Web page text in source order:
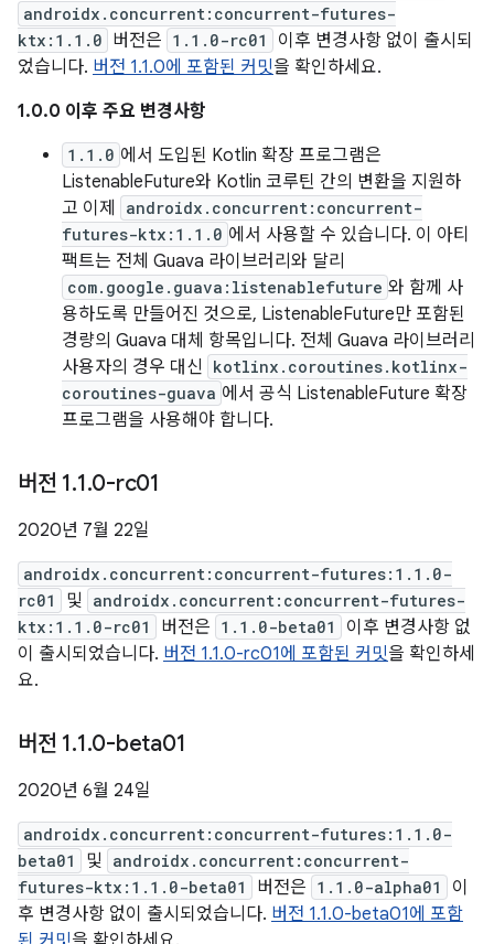
androidx.concurrent:concurrent-futures-
ktx:1.1.0 버전은 1.1.0-rc01
이후 변경사항 없이 출시되
었습니다. 버전 1.1.0에 포함된 커밋을 확인하세요.
1.0.0 이후 주요 변경사항
1.1.0 에서 도입된 Kotlin 확장 프로그램은
ListenableFuture와 Kotlin 코루틴 간의 변환을 지원하
고 이제
androidx.concurrent:concurrent-
futures-ktx:1.1.0 에서 사용할 수 있습니다. 이 아티
팩트는 전체 Guava 라이브러리와 달리
com.google.guava:listenablefuture 와 함께 사
용하도록 만들어진 것으로, ListenableFuture만 포함된
경량의 Guava 대체 항목입니다. 전체 Guava 라이브러리
사용자의 경우 대신 kotlinx.coroutines.kotlinx-
coroutines-guava 에서 공식 ListenableFuture 확장
프로그램을 사용해야 합니다.
버전 1.1.0-rc01
2020년 7월 22일
androidx.concurrent:concurrent-futures:1.1.0-
rc01
및 androidx.concurrent:concurrent-futures-
ktx:1.1.0-rc01
버전은 1.1.0-beta01
이후 변경사항 없
이 출시되었습니다. 버전 1.1.0-rc01에 포함된 커밋을 확인하세
요.
버전 1.1.0-beta01
2020년 6월 24일
androidx.concurrent:concurrent-futures:1.1.0-
beta01
및 androidx.concurrent:concurrent-
futures-ktx:1.1.0-beta01
버전은 1.1.0-alpha01
이
후 변경사항 없이 출시되었습니다. 버전 1.1.0-beta01에 포함